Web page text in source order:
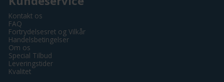
Kontakt os
FAQ
Fortrydelsesret og Vilkår
Handelsbetingelser
Om os
Special Tilbud
Leveringstider
Kvalitet